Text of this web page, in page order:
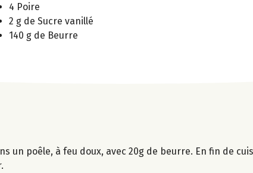
4 Poire
2 g de Sucre vanillé
140 g de Beurre
un poêle, à feu doux, avec 20g de beurre. En fin de